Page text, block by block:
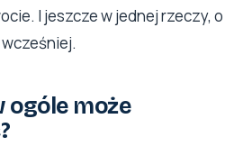
I jeszcze w jednej rzeczy, o
ogóle może